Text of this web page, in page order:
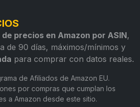
precios en Amazon por ASIN,
de 90 días, máximos/mínimos y
para comprar con datos reales.
de Afiliados de Amazon EU.
por compras que cumplan los
a Amazon desde este sitio.